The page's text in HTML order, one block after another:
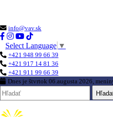
info@vav.sk
Select Language ▼
+421 948 99 66 39
+421 917 14 81 36
+421 911 99 66 39
Dnes je štvrtok 06.augusta 2026,